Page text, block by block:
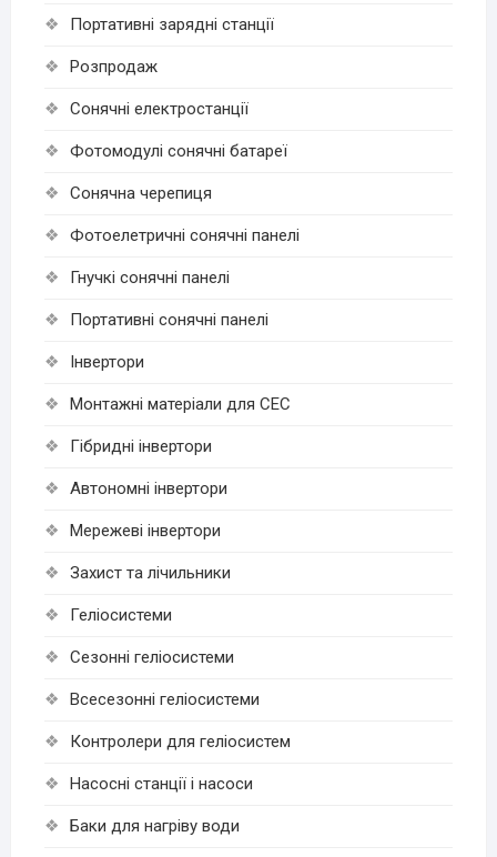
Портативні зарядні станції
Розпродаж
Cонячні електростанції
Фотомодулі сонячні батареї
Сонячна черепиця
Фотоелетричні cонячні панелі
Гнучкі cонячні панелі
Портативні сонячні панелі
Інвертори
Монтажні матеріали для СЕС
Гібридні інвертори
Автономні інвертори
Мережеві інвертори
Захист та лічильники
Геліосистеми
Сезонні геліосистеми
Всесезонні геліосистеми
Контролери для геліосистем
Насосні станції і насоси
Баки для нагріву води